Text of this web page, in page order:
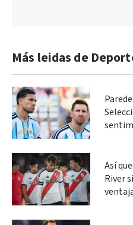
Más leidas de
Así
River